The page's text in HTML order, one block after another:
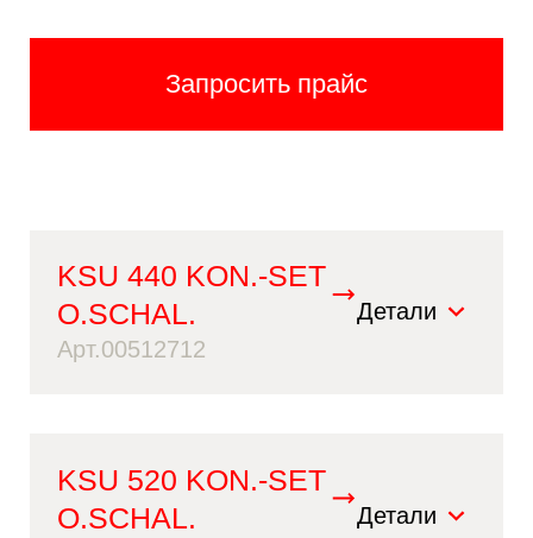
Запросить прайс
KSU 440 KON.-SET
O.SCHAL.
Арт.00512712
Детали
KSU 520 KON.-SET
O.SCHAL.
Детали